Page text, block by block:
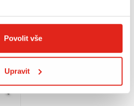
Povolit vše
Upravit